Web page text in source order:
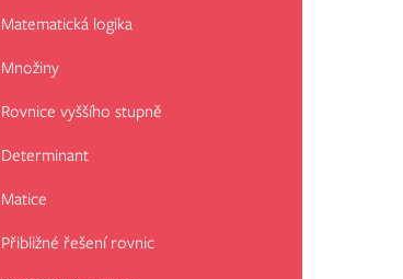
Matematická logika
Množiny
Rovnice vyššího stupně
Determinant
Matice
Přibližné řešení rovnic